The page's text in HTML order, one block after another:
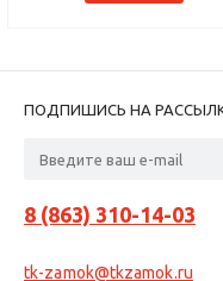
ПОДПИШИСЬ НА
8 (863) 310-14-03
tk-zamok@tkzamok.ru